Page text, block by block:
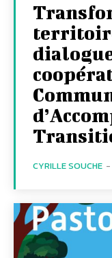
CYRILLE SOUCHE -